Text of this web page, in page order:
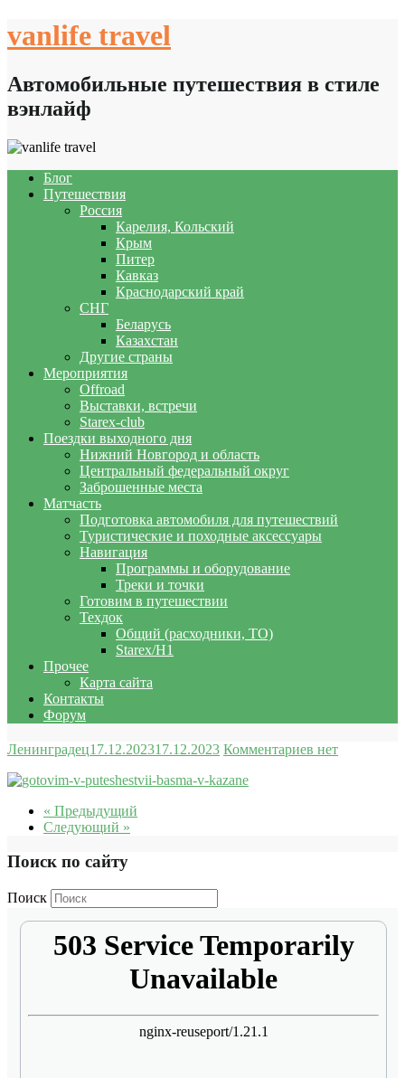
to
vanlife travel
Автомобильные путешествия в стиле
вэнлайф
Блог
Путешествия
Россия
Карелия, Кольский
Крым
Питер
Кавказ
Краснодарский край
СНГ
Беларусь
Казахстан
Другие страны
Мероприятия
Offroad
Выставки, встречи
Starex-club
Поездки выходного дня
Нижний Новгород и область
Центральный федеральный округ
Заброшенные места
Матчасть
Подготовка автомобиля для путешествий
Туристические и походные аксессуары
Навигация
Программы и оборудование
Треки и точки
Готовим в путешествии
Техдок
Общий (расходники, ТО)
Starex/H1
Прочее
Карта сайта
Контакты
Форум
Ленинградец17.12.202317.12.2023 Комментариев нет
« Предыдущий
Следующий »
Поиск по сайту
Поиск